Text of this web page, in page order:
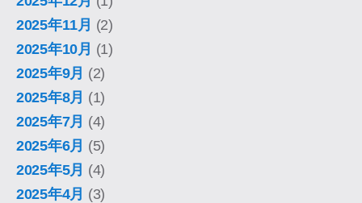
2025年11月 (2)
2025年10月 (1)
2025年9月 (2)
2025年8月 (1)
2025年7月 (4)
2025年6月 (5)
2025年5月 (4)
2025年4月 (3)